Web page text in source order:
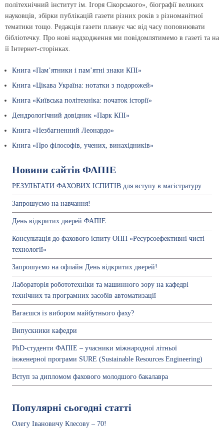
політехнічний інститут ім. Ігоря Сікорського», біографії великих
науковців, збірки публікацій газети різних років з різноманітної
тематики тощо. Редакція газети планує час від часу поповнювати
бібліотечку. Про нові надходження ми повідомлятимемо в газеті та на
її Інтернет-сторінках.
Книга «Пам’ятники і пам’ятні знаки КПІ»
Книга «Цікава Україна: нотатки з подорожей»
Книга «Київська політехніка: початок історії»
Дендрологічний довідник «Парк КПІ»
Книга «Незбагненний Леонардо»
Книга «Про філософів, учених, винахідників»
Новини сайтів ФАПІЕ
РЕЗУЛЬТАТИ ФАХОВИХ ІСПИТІВ для вступу в магістратуру
Запрошуємо на навчання!
День відкритих дверей ФАПІЕ
Консультація до фахового іспиту ОПП «Ресурсоефективні чисті
технології»
Запрошуємо на офлайн День відкритих дверей!
Лабораторія робототехніки та машинного зору на кафедрі
технічних та програмних засобів автоматизації
Вагаєшся із вибором майбутнього фаху?
Випускники кафедри
PhD-студенти ФАПІЕ – учасники міжнародної літньої
інженерної програми SURE (Sustainable Resources Engineering)
Вступ за дипломом фахового молодшого бакалавра
Популярні сьогодні статті
Олегу Івановичу Клесову – 70!